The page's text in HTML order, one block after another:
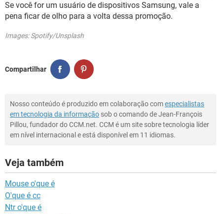
Se você for um usuário de dispositivos Samsung, vale a
pena ficar de olho para a volta dessa promoção.
Images: Spotify/Unsplash
Compartilhar
Nosso conteúdo é produzido em colaboração comespecialistas
em tecnologia da informação sob o comando de Jean-François
Pillou, fundador do CCM.net. CCM é um site sobre tecnologia líder
em nível internacional e está disponível em 11 idiomas.
Veja também
Mouse o'que é
O'que é cc
Ntr o'que é